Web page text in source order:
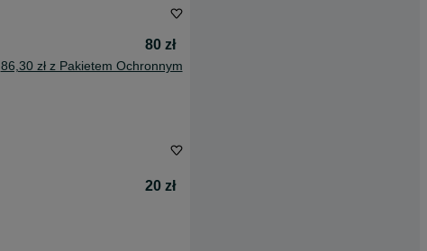
80 zł
86,30 zł z Pakietem Ochronnym
20 zł